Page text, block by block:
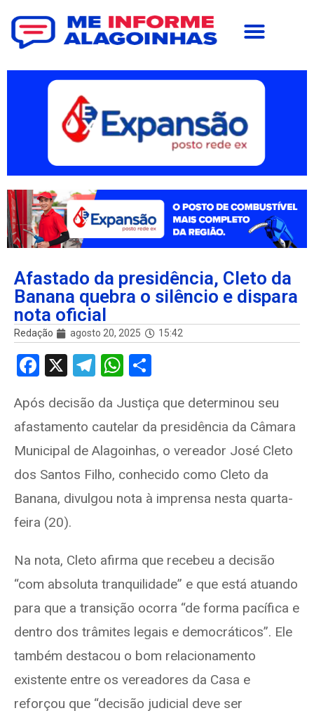
Afastado da presidência, Cleto da
Banana quebra o silêncio e dispara
nota oficial
Redação agosto 20, 2025 15:42
F
ce
b
o
o
k
X
T
e
gr
a
m
W
at
s
A
p
p
ar
e
Após decisão da Justiça que determinou seu
afastamento cautelar da presidência da Câmara
Municipal de Alagoinhas, o vereador José Cleto
dos Santos Filho, conhecido como Cleto da
Banana, divulgou nota à imprensa nesta quarta-
feira (20).
Na nota, Cleto afirma que recebeu a decisão
“com absoluta tranquilidade” e que está atuando
para que a transição ocorra “de forma pacífica e
dentro dos trâmites legais e democráticos”. Ele
também destacou o bom relacionamento
existente entre os vereadores da Casa e
reforçou que “decisão judicial deve ser